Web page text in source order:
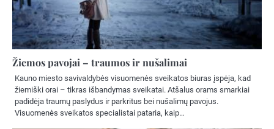
Žiemos pavojai – traumos ir nušalimai
Kauno miesto savivaldybės visuomenės sveikatos biuras įspėja, kad
žiemiški orai – tikras išbandymas sveikatai. Atšalus orams smarkiai
padidėja traumų paslydus ir parkritus bei nušalimų pavojus.
Visuomenės sveikatos specialistai pataria, kaip…